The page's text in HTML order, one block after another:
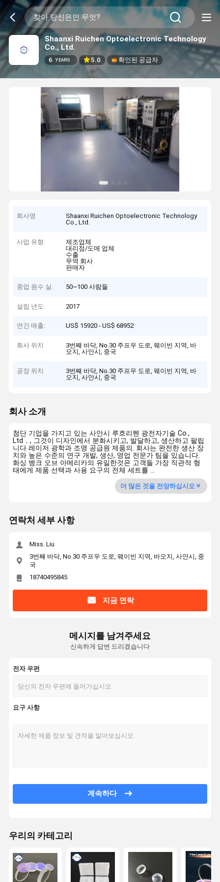
Shaanxi Ruichen Optoelectronic Technology
Co., Ltd.
6 YEARS 5.0 확인된 공급자
회사명
Shaanxi Ruichen Optoelectronic Technology
Co., Ltd.
사업 유형:
제조업체
대리점/도매 업체
수출
무역 회사
판매자
종업 원수 실: 50~100 사람들
설립 년도: 2017
연간 매출: US$ 15920 - US$ 68952
회사 위치
3번째 바닥, No.30 주프우 도로, 웨이빈 지역, 바
오지, 사안시, 중국
공장 위치
3번째 바닥, No.30 주프우 도로, 웨이빈 지역, 바
오지, 사안시, 중국
회사 소개
첨단 기업을 가지고 있는 사안시 루흐리헨 광전자기술 Co.,
Ltd．, 그것이 디자인에서 분화시키고, 발달하고, 생산하고 팔립
니다 레이저 광학과 조명 공급원 제품의. 회사는 완전한 생산 장
치와 높은 수준의 연구 개발, 생산, 영업 전문가 팀을 있습니다.
화싱 뱅크 오브 아메리카의 유일한것은 고객들 가장 직관적 형
태에게 제품 선택과 사용 요구의 전체 세트를 ...
더 많은 것을 전망하십시오
연락처 세부 사항
Miss. Liu
3번째 바닥, No.30 주프우 도로, 웨이빈 지역, 바오지, 사안시, 중
국
18740495845
지금 연락
메시지를 남겨주세요
신속하게 답변 드리겠습니다
전자 우편
요구 사항
계속하다
우리의 카테고리